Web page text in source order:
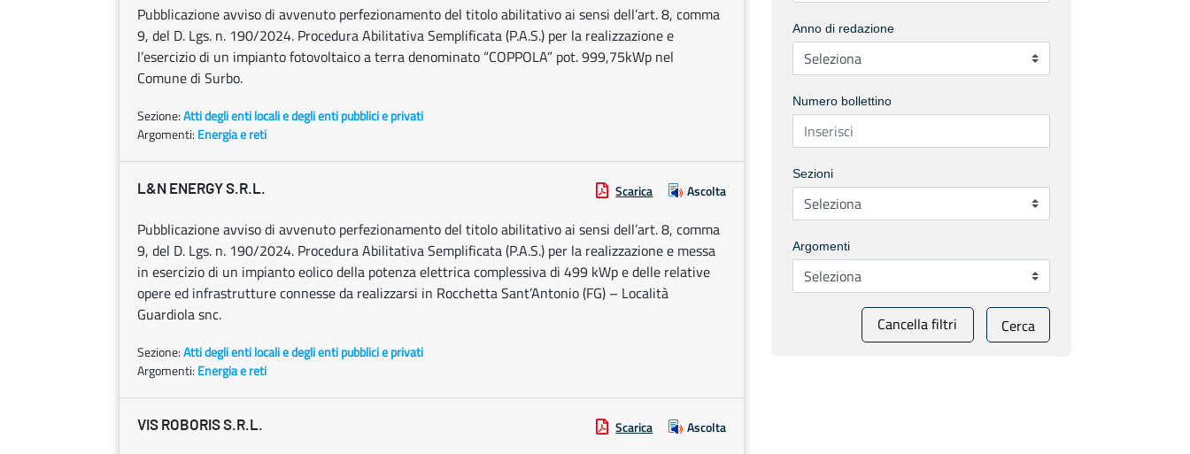
Pubblicazione avviso di avvenuto perfezionamento del titolo abilitativo ai sensi dell’art. 8, comma
9, del D. Lgs. n. 190/2024. Procedura Abilitativa Semplificata (P.A.S.) per la realizzazione e
l’esercizio di un impianto fotovoltaico a terra denominato “COPPOLA” pot. 999,75kWp nel
Comune di Surbo.
Sezione:Atti degli enti locali e degli enti pubblici e privati
Argomenti: Energia e reti
L&N ENERGY S.R.L. Scarica Ascolta
Pubblicazione avviso di avvenuto perfezionamento del titolo abilitativo ai sensi dell’art. 8, comma
9, del D. Lgs. n. 190/2024. Procedura Abilitativa Semplificata (P.A.S.) per la realizzazione e messa
in esercizio di un impianto eolico della potenza elettrica complessiva di 499 kWp e delle relative
opere ed infrastrutture connesse da realizzarsi in Rocchetta Sant’Antonio (FG) – Località
Guardiola snc.
Sezione:Atti degli enti locali e degli enti pubblici e privati
Argomenti: Energia e reti
VIS ROBORIS S.R.L. Scarica Ascolta
Anno di redazione
Numero bollettino
Sezioni
Argomenti
Cancella filtri Cerca